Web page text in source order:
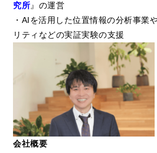
究所』の運営
・AIを活用した位置情報の分析事業
リティなどの実証実験の支援
会社概要